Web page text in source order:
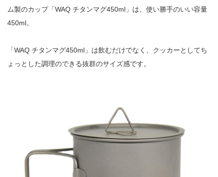
ム製のカップ「WAQ チタンマグ450ml」 は、使い勝手のいい容量
450ml。
「WAQ チタンマグ450ml」 は飲むだけでなく、クッカーとしてち
ょっとした調理のできる抜群のサイズ感です。